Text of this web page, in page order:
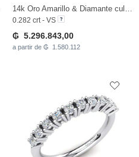
0.282 crt - VS
₲ 5.296.843,00
a partir de ₲ 1.580.112